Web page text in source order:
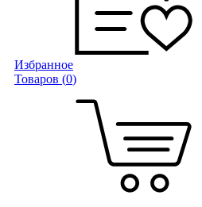
Избранное
Товаров (0)